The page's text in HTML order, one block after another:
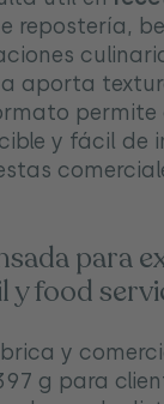
repostería,
aporta
permite
y fácil de
para
y food
y
g para